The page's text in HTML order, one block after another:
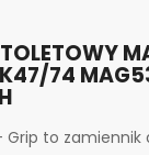
74
Grip to